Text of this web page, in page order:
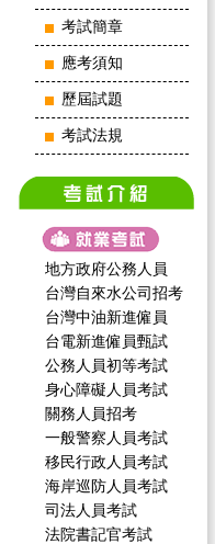
考試簡章
應考須知
歷屆試題
考試法規
地方政府公務人員
台灣自來水公司招考
台灣中油新進僱員
台電新進僱員甄試
公務人員初等考試
身心障礙人員考試
關務人員招考
一般警察人員考試
移民行政人員考試
海岸巡防人員考試
司法人員考試
法院書記官考試